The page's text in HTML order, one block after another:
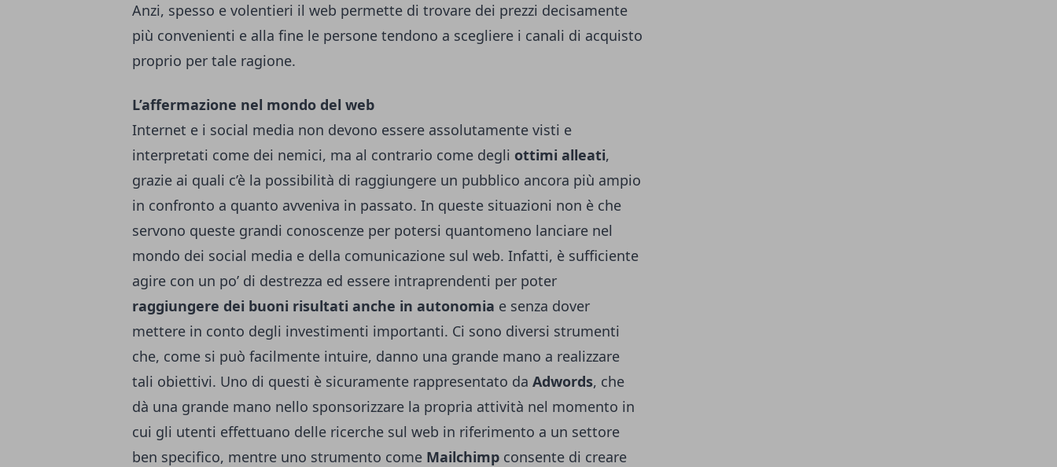
Anzi, spesso e volentieri il web permette di trovare dei prezzi decisamente
più convenienti e alla fine le persone tendono a scegliere i canali di acquisto
proprio per tale ragione.
L’affermazione nel mondo del web
Internet e i social media non devono essere assolutamente visti e
interpretati come dei nemici, ma al contrario come degli ottimi alleati,
grazie ai quali c’è la possibilità di raggiungere un pubblico ancora più ampio
in confronto a quanto avveniva in passato. In queste situazioni non è che
servono queste grandi conoscenze per potersi quantomeno lanciare nel
mondo dei social media e della comunicazione sul web. Infatti, è sufficiente
agire con un po’ di destrezza ed essere intraprendenti per poter
raggiungere dei buoni risultati anche in autonomia e senza dover
mettere in conto degli investimenti importanti. Ci sono diversi strumenti
che, come si può facilmente intuire, danno una grande mano a realizzare
tali obiettivi. Uno di questi è sicuramente rappresentato da Adwords, che
dà una grande mano nello sponsorizzare la propria attività nel momento in
cui gli utenti effettuano delle ricerche sul web in riferimento a un settore
ben specifico, mentre uno strumento come Mailchimp consente di creare